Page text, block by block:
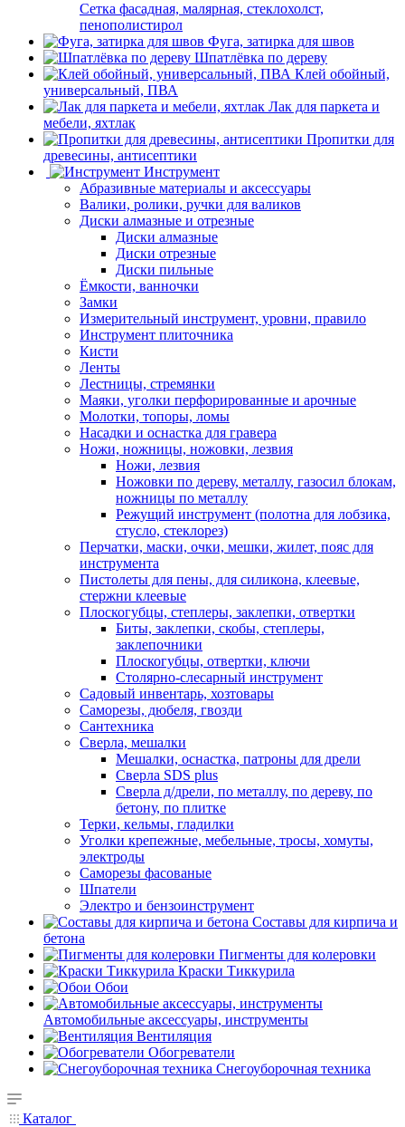
Сетка фасадная, малярная, стеклохолст,
пенополистирол
Фуга, затирка для швов
Шпатлёвка по дереву
Клей обойный,
универсальный, ПВА
Лак для паркета и
мебели, яхтлак
Пропитки для
древесины, антисептики
Инструмент
Абразивные материалы и аксессуары
Валики, ролики, ручки для валиков
Диски алмазные и отрезные
Диски алмазные
Диски отрезные
Диски пильные
Ёмкости, ванночки
Замки
Измерительный инструмент, уровни, правило
Инструмент плиточника
Кисти
Ленты
Лестницы, стремянки
Маяки, уголки перфорированные и арочные
Молотки, топоры, ломы
Насадки и оснастка для гравера
Ножи, ножницы, ножовки, лезвия
Ножи, лезвия
Ножовки по дереву, металлу, газосил блокам,
ножницы по металлу
Режущий инструмент (полотна для лобзика,
стусло, стеклорез)
Перчатки, маски, очки, мешки, жилет, пояс для
инструмента
Пистолеты для пены, для силикона, клеевые,
стержни клеевые
Плоскогубцы, степлеры, заклепки, отвертки
Биты, заклепки, скобы, степлеры,
заклепочники
Плоскогубцы, отвертки, ключи
Столярно-слесарный инструмент
Садовый инвентарь, хозтовары
Саморезы, дюбеля, гвозди
Сантехника
Сверла, мешалки
Мешалки, оснастка, патроны для дрели
Сверла SDS plus
Сверла д/дрели, по металлу, по дереву, по
бетону, по плитке
Терки, кельмы, гладилки
Уголки крепежные, мебельные, тросы, хомуты,
электроды
Саморезы фасованые
Шпатели
Электро и бензоинструмент
Составы для кирпича и
бетона
Пигменты для колеровки
Краски Тиккурила
Обои
Автомобильные аксессуары, инструменты
Вентиляция
Обогреватели
Снегоуборочная техника
Каталог